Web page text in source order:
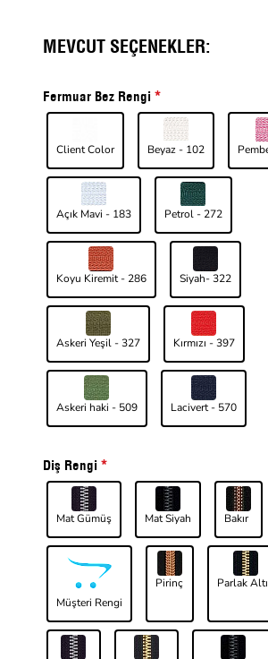
MEVCUT SEÇENEKLER:
Fermuar Bez Rengi
Client Color Beyaz - 102
Açık Mavi - 183 Petrol - 272
Koyu Kiremit - 286 Siyah- 322
Askeri Yeşil - 327 Kırmızı - 397
Askeri haki - 509 Lacivert - 570
Diş Rengi
Mat Gümüş Mat Siyah Bakır
Müşteri Rengi
Pirinç Parlak